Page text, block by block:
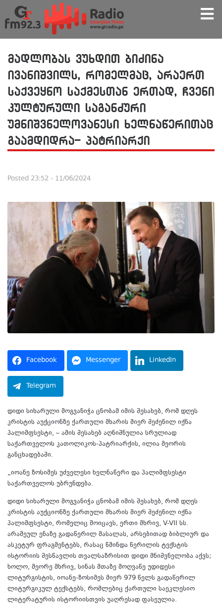
მადლობას ვუხდით ბიძინა
ივანიშვილს, რომელმაც, არაერთ
საქვეყნო საქმესთან ერთად, ჩვენი
კულტურული საგანძური
უმნიშვნელოვანესი ხელნაწერითაც
გაამდიდრა- პატრიარქი
Posted 23:52 - 11/06/2024
Facebook Messenger LinkedIn
Telegram
დიდი სიხარული მოგვანიჭა ცნობამ იმის შესახებ, რომ დღეს
კრისტის აუქციონზე ქართული მხარის მიერ შეძენილ იქნა
პალიმფსესტი, – ამის შესახებ აღნიშნულია სრულიად
საქართველოს კათოლიკოს-პატრიარქის, ილია მეორის
განცხადებაში.
„იოანე ზოსიმეს უძველესი ხელნაწერი და პალიმფსესტი
საქართველოს უბრუნდება.
დიდი სიხარული მოგვანიჭა ცნობამ იმის შესახებ, რომ დღეს
კრისტის აუქციონზე ქართული მხარის მიერ შეძენილ იქნა
პალიმფსესტი, რომელიც მოიცავს, ერთი მხრივ, V-VII სს.
არამეულ ენაზე გადაწერილ მასალას, არსებითად ბიბლიურ და
ასკეტურ ფრაგმენტებს, რასაც წმინდა წერილის ტექსტის
ისტორიის შესწავლის თვალსაზრისით დიდი მნიშვნელობა აქვს;
ხოლო, მეორე მხრივ, სინას მთაზე მოღვაწე უდიდესი
ლიტურგისტის, იოანე-ზოსიმეს მიერ 979 წელს გადაწერილ
ლიტურგიკულ ტექსტებს, რომლებიც ქართული საეკლესიო
ლიტერატურის ისტორიისთვის უაღრესად ფასეულია.